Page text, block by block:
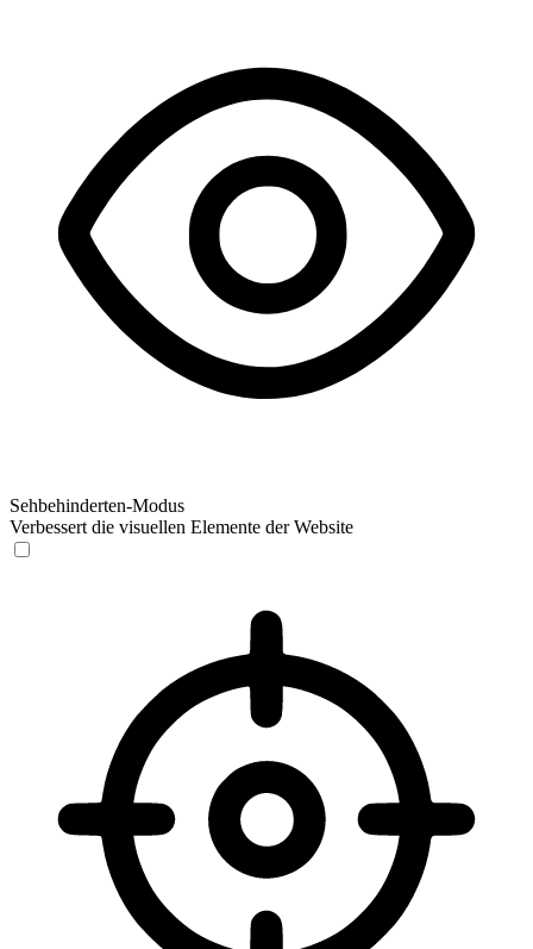
Sehbehinderten-Modus
Verbessert die visuellen Elemente der Website